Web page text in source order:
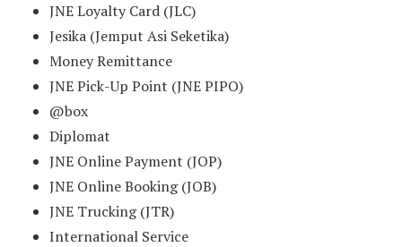
JNE Loyalty Card (JLC)
Jesika (Jemput Asi Seketika)
Money Remittance
JNE Pick-Up Point (JNE PIPO)
@box
Diplomat
JNE Online Payment (JOP)
JNE Online Booking (JOB)
JNE Trucking (JTR)
International Service